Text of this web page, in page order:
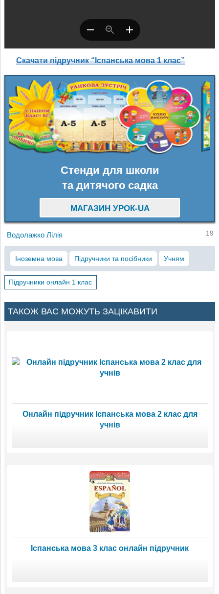
Скачати підручник “Іспанська мова 1 клас”
Стенди для школи
та дитячого садка
МАГАЗИН УРОК-UA
Водолажко Лілія 19
Іноземна мова Підручники та посібники Учням
Підручники онлайн 1 клас
ТАКОЖ ВАС МОЖУТЬ ЗАЦІКАВИТИ
Онлайн підручник Іспанська мова 2 клас для
учнів
Іспанська мова 3 клас онлайн підручник